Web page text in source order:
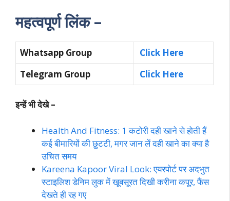
महत्वपूर्ण लिंक –
Whatsapp Group
Click Here
Telegram Group
Click Here
इन्हें भी देखे –
Health And Fitness: 1 कटोरी दही खाने से होती हैं
कई बीमारियों की छुटटी, मगर जान लें दही खाने का क्या है
उचित समय
Kareena Kapoor Viral Look: एयरपोर्ट पर अदभुत
स्टाइलिश डेनिम लुक में खूबसूरत दिखी करीना कपूऱ, फैंस
देखते ही रह गए